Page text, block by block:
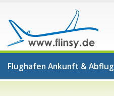
Flughafen Ankunft & Abflug